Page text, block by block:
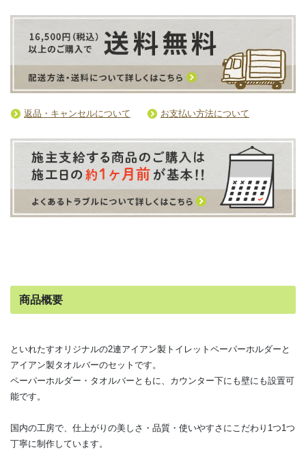
返品・キャンセルについて お支払い方法について
商品概要
といれたすオリジナルの2連アイアン製トイレットペーパーホルダーと
アイアン製タオルバーのセットです。
ペーパーホルダー・タオルバーともに、カウンター下にも壁にも設置可
能です。
国内の工房で、仕上がりの美しさ・品質・使いやすさにこだわり1つ1つ
丁寧に制作しています。